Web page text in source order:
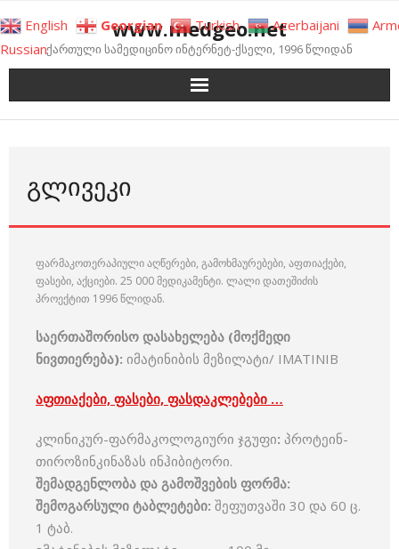
to
content
www.medgeo.net
ქართული სამედიცინო ინტერნეტ-ქსელი, 1996 წლიდან
ᲒᲚᲘᲕᲔᲙᲘ
ფარმაკოთერაპიული აღწერები, გამოხმაურებები, აფთიაქები,
ფასები, აქციები. 25 000 მედიკამენტი. ლალი დათეშიძის
პროექტით 1996 წლიდან.
საერთაშორისო დასახელება (მოქმედი
ნივთიერება): იმატინიბის მეზილატი/ IMATINIB
აფთიაქები, ფასები, ფასდაკლებები …
კლინიკურ-ფარმაკოლოგიური ჯგუფი: პროტეინ-
თიროზინკინაზას ინჰიბიტორი.
შემადგენლობა და გამოშვების ფორმა:
შემოგარსული ტაბლეტები: შეფუთვაში 30 და 60 ც.
1 ტაბ.
English Georgian Turkish Azerbaijani
Russian